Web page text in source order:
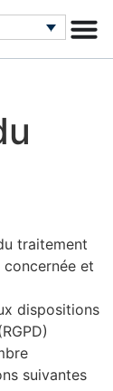
traitement
et
dispositions
suivantes